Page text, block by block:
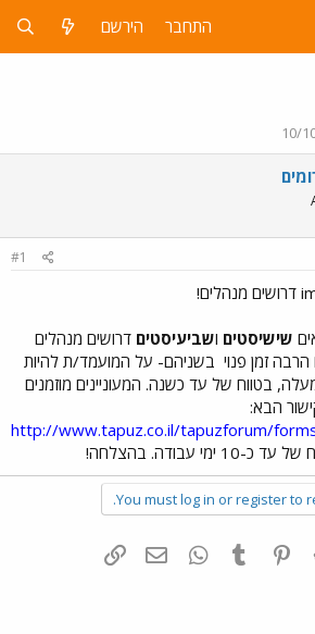
התחבר הירשם
10/
#1
שישיסטים ושביעיסטים דרושים מנהלים
זמן פנוי בשניהם- על המועמד/ת להיות
בטווח של עד כשנה. המעוניינים מוזמנים
הבא:
http://www.tapuz.co.il/tapuzforum/
עבודה. בהצלחה!
You must log in or register to
Reddit
Pinterest
Tumblr
WhatsAppדואר אלקטרוני